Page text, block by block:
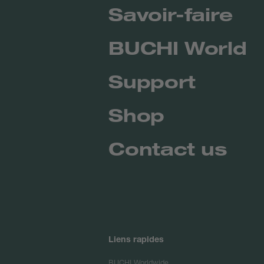
Savoir-faire
BUCHI World
Support
Shop
Contact us
Liens rapides